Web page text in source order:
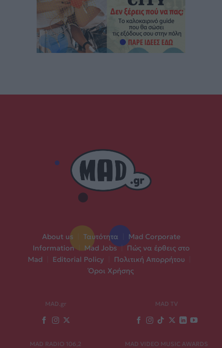
About us Ταυτότητα
Mad Corporate
Information | Mad Jobs | Πώς να έρθεις στο
Mad
Editorial Policy Πολιτική Απορρήτου
Όροι Χρήσης
MAD.gr MAD TV
MAD RADIO 106,2 MAD VIDEO MUSIC AWARDS